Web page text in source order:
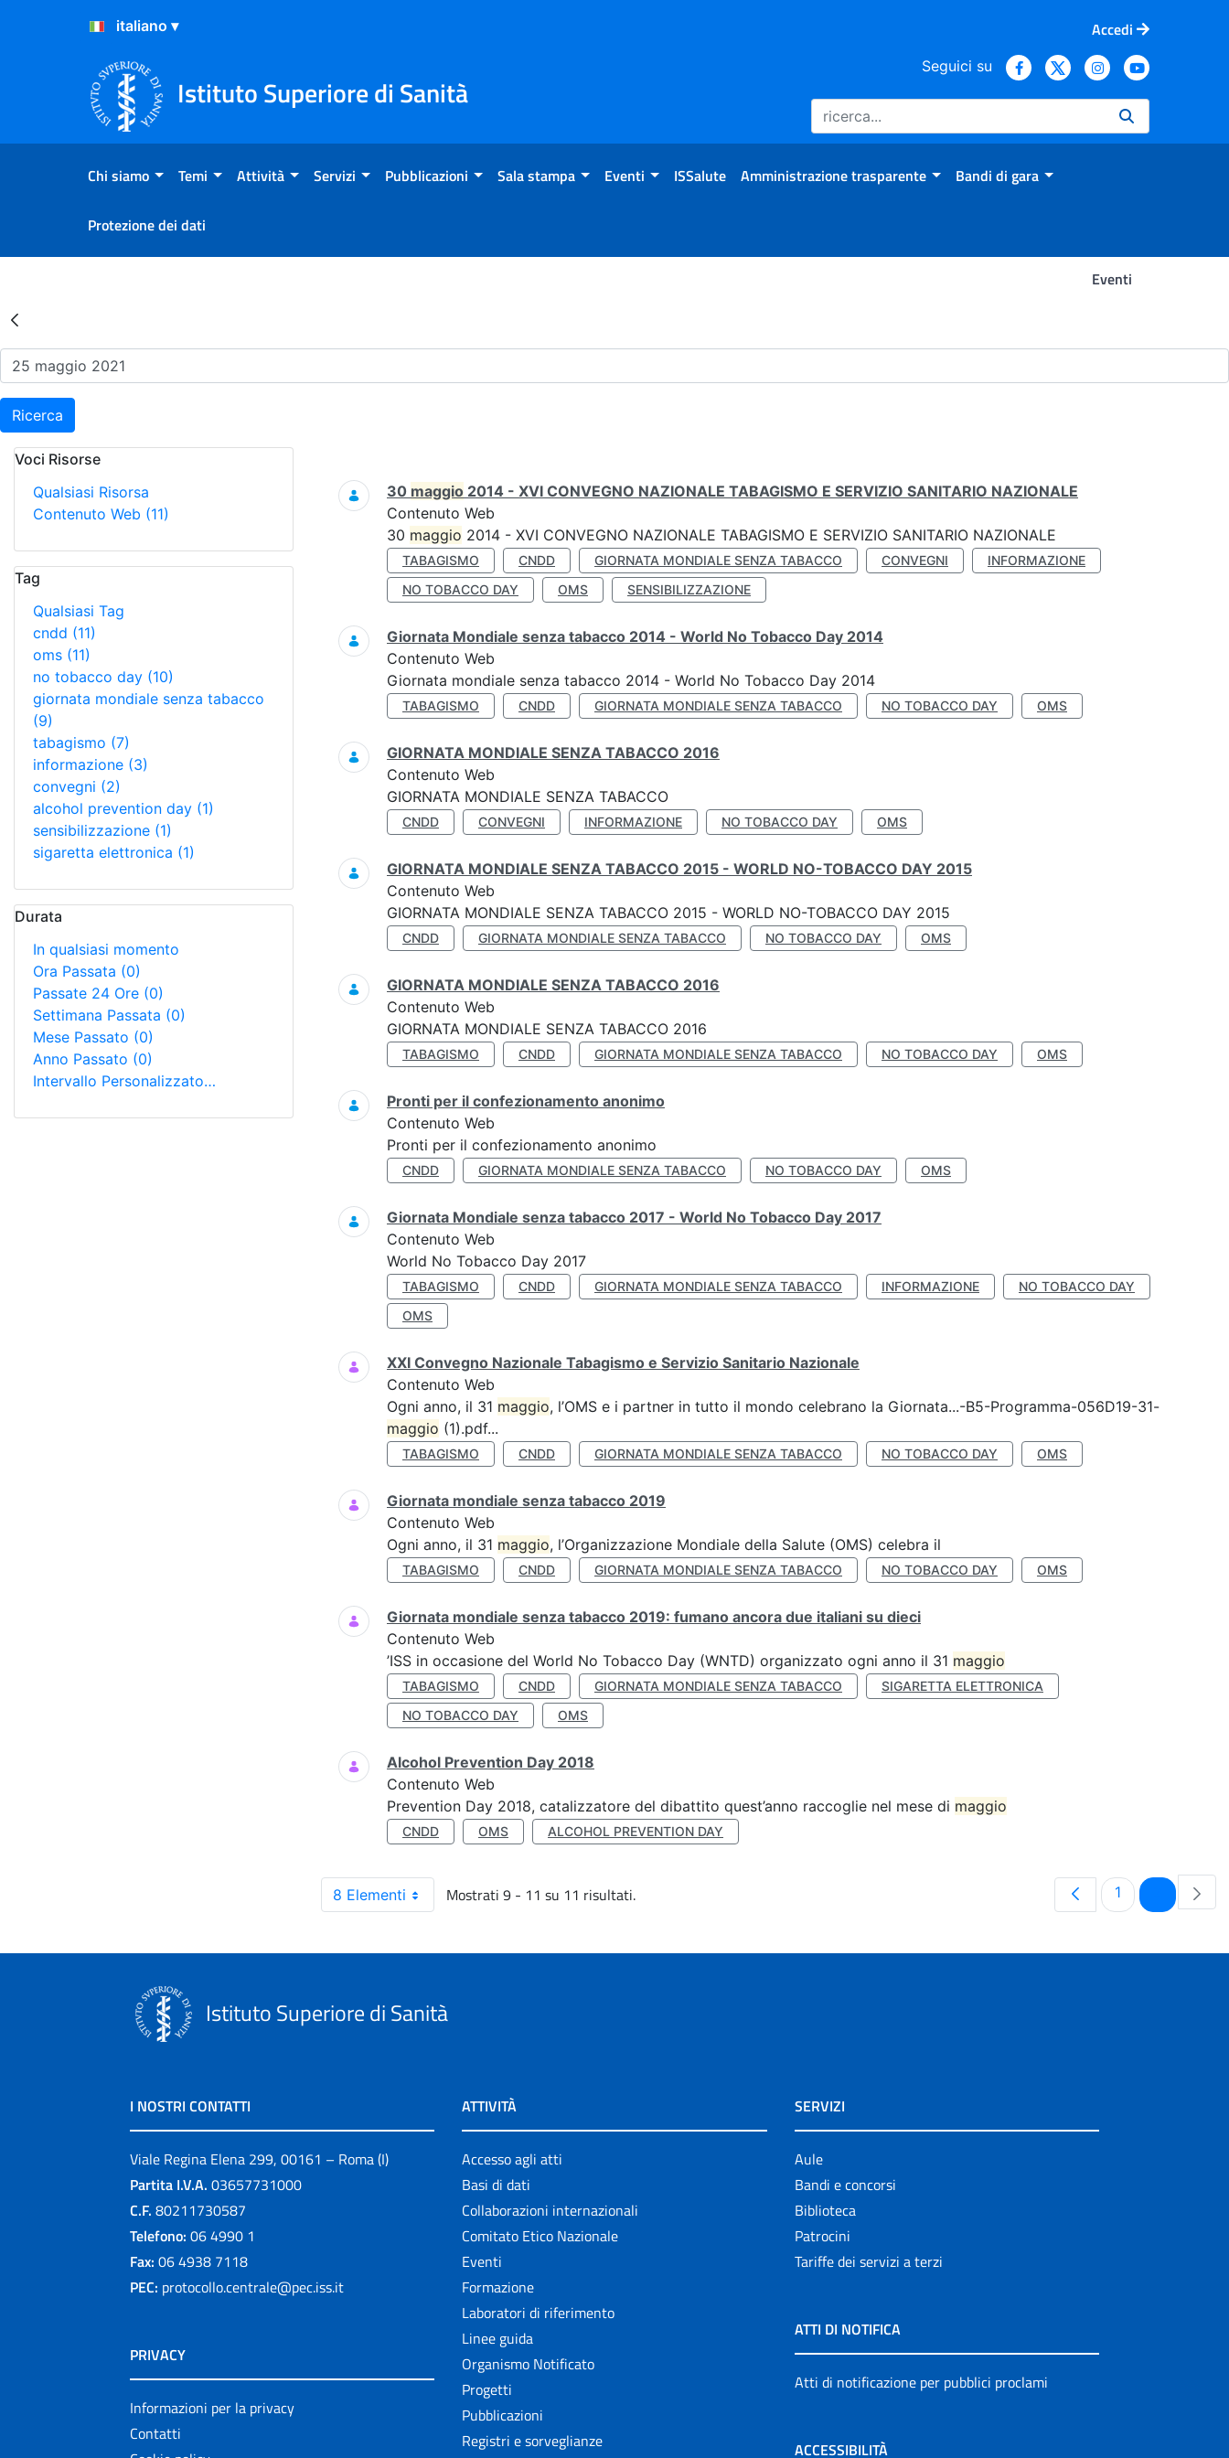
Salta al Contenuto
Salta al Footer
Accedi
Istituto Superiore di Sanità
Seguici su
Chi siamo Temi Attività Servizi Pubblicazioni Sala stampa Eventi ISSalute Amministrazione trasparente Bandi di gara
Protezione dei dati
Eventi
Risultati della Ricerca - Eventi
Ricerca
Voci Risorse
Qualsiasi Risorsa
Contenuto Web (11)
Tag
Qualsiasi Tag
cndd (11)
oms (11)
no tobacco day (10)
giornata mondiale senza tabacco
(9)
tabagismo (7)
informazione (3)
convegni (2)
alcohol prevention day (1)
sensibilizzazione (1)
sigaretta elettronica (1)
Durata
In qualsiasi momento
Ora Passata (0)
Passate 24 Ore (0)
Settimana Passata (0)
Mese Passato (0)
Anno Passato (0)
Intervallo Personalizzato…
Ricerca
30 maggio 2014 - XVI CONVEGNO NAZIONALE TABAGISMO E SERVIZIO SANITARIO NAZIONALE
Contenuto Web
30 maggio 2014 - XVI CONVEGNO NAZIONALE TABAGISMO E SERVIZIO SANITARIO NAZIONALE
TABAGISMO CNDD GIORNATA MONDIALE SENZA TABACCO CONVEGNI
INFORMAZIONE
NO TOBACCO DAY
OMS SENSIBILIZZAZIONE
Giornata Mondiale senza tabacco 2014 - World No Tobacco Day 2014
Contenuto Web
Giornata mondiale senza tabacco 2014 - World No Tobacco Day 2014
TABAGISMO CNDD GIORNATA MONDIALE SENZA TABACCO NO TOBACCO DAY OMS
GIORNATA MONDIALE SENZA TABACCO 2016
Contenuto Web
GIORNATA MONDIALE SENZA TABACCO
CNDD CONVEGNI INFORMAZIONE NO TOBACCO DAY OMS
GIORNATA MONDIALE SENZA TABACCO 2015 - WORLD NO-TOBACCO DAY 2015
Contenuto Web
GIORNATA MONDIALE SENZA TABACCO 2015 - WORLD NO-TOBACCO DAY 2015
CNDD GIORNATA MONDIALE SENZA TABACCO NO TOBACCO DAY OMS
GIORNATA MONDIALE SENZA TABACCO 2016
Contenuto Web
GIORNATA MONDIALE SENZA TABACCO 2016
TABAGISMO CNDD GIORNATA MONDIALE SENZA TABACCO NO TOBACCO DAY OMS
Pronti per il confezionamento anonimo
Contenuto Web
Pronti per il confezionamento anonimo
CNDD GIORNATA MONDIALE SENZA TABACCO NO TOBACCO DAY OMS
Giornata Mondiale senza tabacco 2017 - World No Tobacco Day 2017
Contenuto Web
World No Tobacco Day 2017
TABAGISMO CNDD GIORNATA MONDIALE SENZA TABACCO INFORMAZIONE
NO TOBACCO DAY
OMS
XXI Convegno Nazionale Tabagismo e Servizio Sanitario Nazionale
Contenuto Web
Ogni anno, il 31 maggio, l’OMS e i partner in tutto il mondo celebrano la Giornata...-B5-Programma-056D19-31-
maggio (1).pdf...
TABAGISMO CNDD GIORNATA MONDIALE SENZA TABACCO NO TOBACCO DAY OMS
Giornata mondiale senza tabacco 2019
Contenuto Web
Ogni anno, il 31 maggio, l’Organizzazione Mondiale della Salute (OMS) celebra il
TABAGISMO CNDD GIORNATA MONDIALE SENZA TABACCO NO TOBACCO DAY OMS
Giornata mondiale senza tabacco 2019: fumano ancora due italiani su dieci
Contenuto Web
’ISS in occasione del World No Tobacco Day (WNTD) organizzato ogni anno il 31 maggio
TABAGISMO CNDD GIORNATA MONDIALE SENZA TABACCO
SIGARETTA ELETTRONICA
NO TOBACCO DAY
OMS
Alcohol Prevention Day 2018
Contenuto Web
Prevention Day 2018, catalizzatore del dibattito quest’anno raccoglie nel mese di maggio
CNDD OMS ALCOHOL PREVENTION DAY
8 Elementi Mostrati 9 - 11 su 11 risultati. Pagina
1 Pagina
Istituto Superiore di Sanità
I NOSTRI CONTATTI
Viale Regina Elena 299, 00161 – Roma (I)
Partita I.V.A. 03657731000
C.F. 80211730587
Telefono: 06 4990 1
Fax: 06 4938 7118
PEC: protocollo.centrale@pec.iss.it
PRIVACY
Informazioni per la privacy
Contatti
ATTIVITÀ
Accesso agli atti
Basi di dati
Collaborazioni internazionali
Comitato Etico Nazionale
Eventi
Formazione
Laboratori di riferimento
Linee guida
Organismo Notificato
Progetti
Pubblicazioni
Registri e sorveglianze
SERVIZI
Aule
Bandi e concorsi
Biblioteca
Patrocini
Tariffe dei servizi a terzi
ATTI DI NOTIFICA
Atti di notificazione per pubblici proclami
ACCESSIBILITÀ